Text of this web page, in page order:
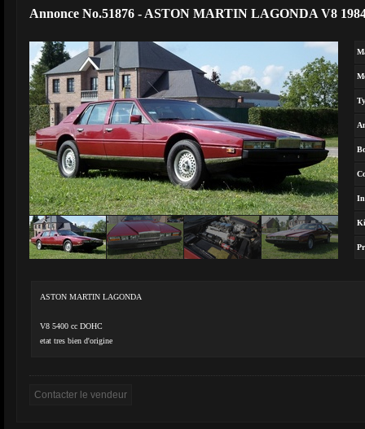
Annonce No.51876 - ASTON MARTIN LAGONDA V8
ASTON MARTIN LAGONDA
V8 5400 cc DOHC
etat tres bien d'origine